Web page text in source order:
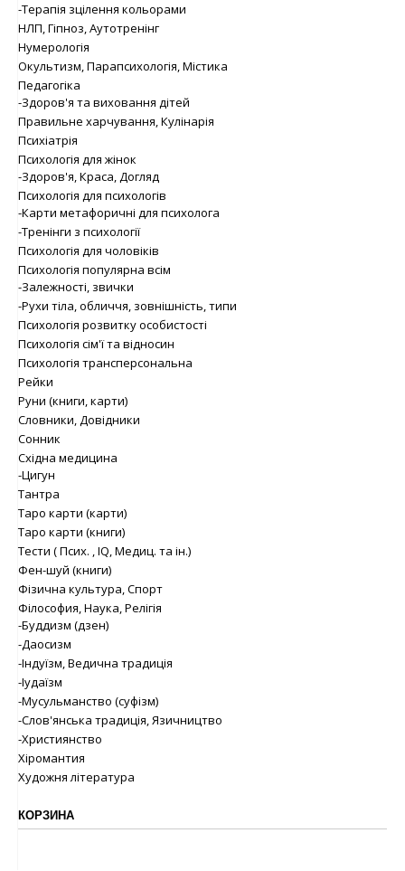
-Терапія зцілення кольорами
НЛП, Гіпноз, Аутотренінг
Нумерологія
Окультизм, Парапсихологія, Містика
Педагогіка
-Здоров'я та виховання дітей
Правильне харчування, Кулінарія
Психіатрія
Психологія для жінок
-Здоров'я, Краса, Догляд
Психологія для психологів
-Карти метафоричні для психолога
-Тренінги з психології
Психологія для чоловіків
Психологія популярна всім
-Залежності, звички
-Рухи тіла, обличчя, зовнішність, типи
Психологія розвитку особистості
Психологія сім'ї та відносин
Психологія трансперсональна
Рейки
Руни (книги, карти)
Словники, Довідники
Сонник
Східна медицина
-Цигун
Тантра
Таро карти (карти)
Таро карти (книги)
Тести ( Псих. , IQ, Медиц. та ін.)
Фен-шуй (книги)
Фізична культура, Спорт
Філософия, Наука, Релігія
-Буддизм (дзен)
-Даосизм
-Індуїзм, Ведична традиція
-Іудаїзм
-Мусульманство (суфізм)
-Слов'янська традиція, Язичництво
-Християнство
Хіромантия
Художня література
КОРЗИНА